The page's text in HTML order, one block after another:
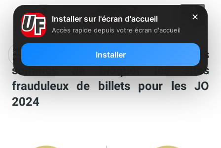
Orange, Free, SFR et Bouygues
sommés de bloquer les sites
frauduleux de billets pour les JO
2024
✕
Installer sur l'écran d'accueil
Accès rapide depuis votre écran d'accueil
Installer